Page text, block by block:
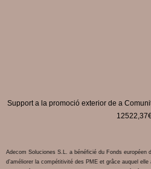
Support a la promoció exterior de a
Adecom Soluciones S.L. a bénéficié du Fonds européen
d’améliorer la compétitivité des PME et grâce auquel